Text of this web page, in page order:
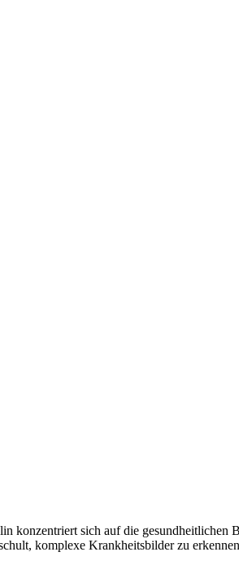
sich auf die gesundheitlichen
komplexe Krankheitsbilder zu